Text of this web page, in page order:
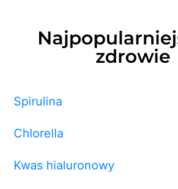
zdrowie
Spirulina
Chlorella
Kwas hialuronowy